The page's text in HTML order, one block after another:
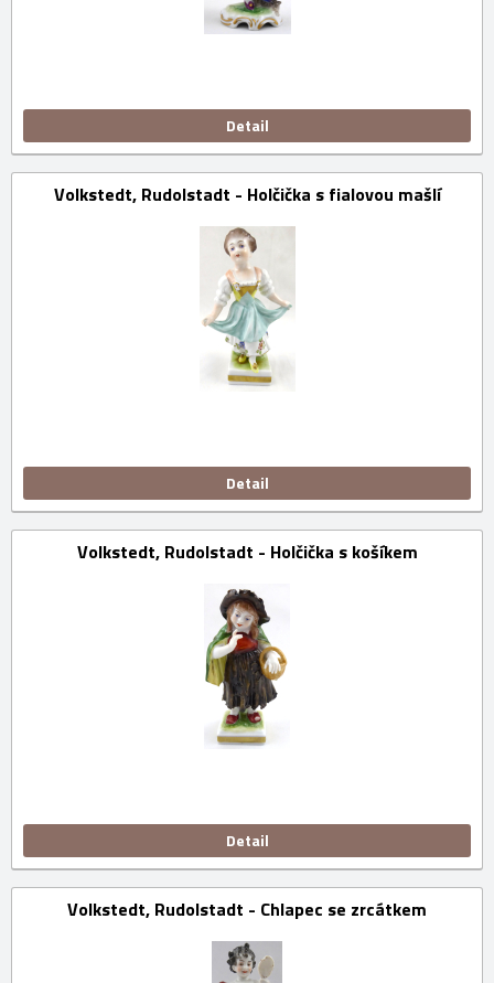
Detail
Volkstedt, Rudolstadt - Holčička s fialovou mašlí
Detail
Volkstedt, Rudolstadt - Holčička s košíkem
Detail
Volkstedt, Rudolstadt - Chlapec se zrcátkem